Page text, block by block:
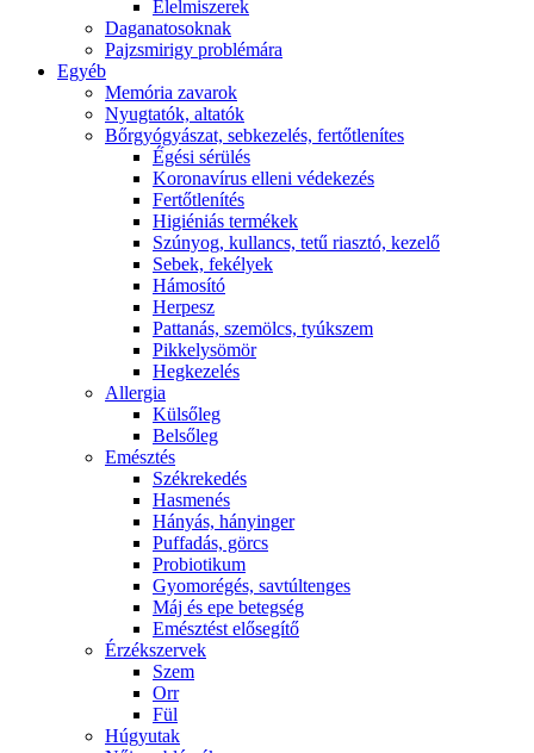
É́lelmiszerek
Daganatosoknak
Pajzsmirigy problémára
Egyéb
Memória zavarok
Nyugtatók, altatók
Bőrgyógyászat, sebkezelés, fertőtlenítes
É́gési sérülés
Koronavírus elleni védekezés
Fertőtlenítés
Higiéniás termékek
Szúnyog, kullancs, tetű riasztó, kezelő
Sebek, fekélyek
Hámosító
Herpesz
Pattanás, szemölcs, tyúkszem
Pikkelysömör
Hegkezelés
Allergia
Külsőleg
Belsőleg
Emésztés
Székrekedés
Hasmenés
Hányás, hányinger
Puffadás, görcs
Probiotikum
Gyomorégés, savtúltenges
Máj és epe betegség
Emésztést elősegítő
Érzékszervek
Szem
Orr
Fül
Húgyutak